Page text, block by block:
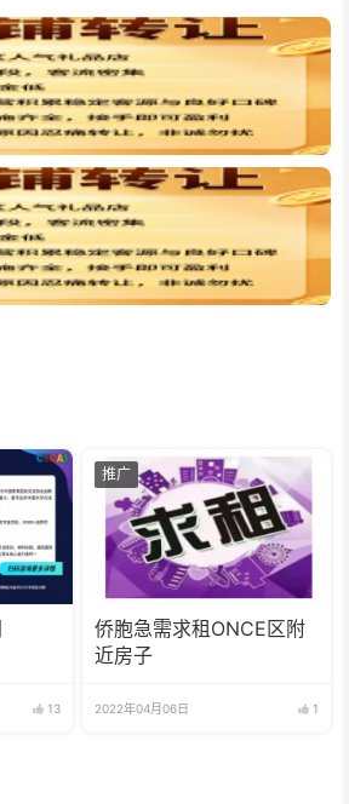
13
推广
侨胞急需求租ONCE区附
近房子
2022年04月06日 1